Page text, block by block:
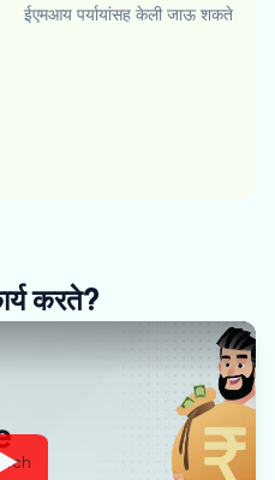
ईएमआय पर्यायांसह केली जाऊ शकते
करते?